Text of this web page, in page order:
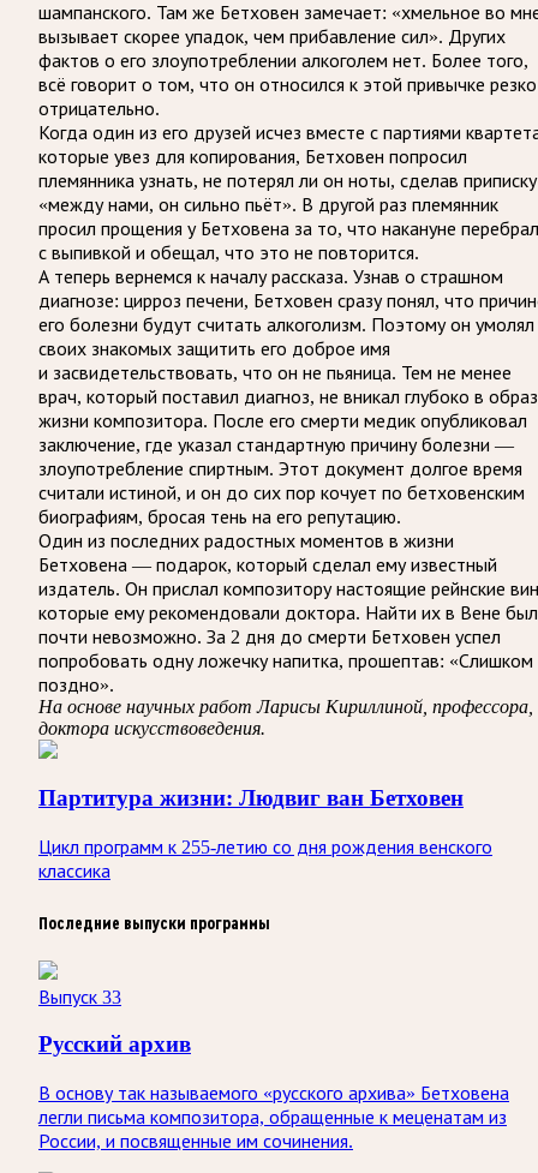
шампанского. Там же Бетховен замечает: «хмельное во
вызывает скорее упадок, чем прибавление сил». Других
фактов о его злоупотреблении алкоголем нет. Более того,
всё говорит о том, что он относился к этой привычке резко
отрицательно.
Когда один из его друзей исчез вместе с партиями
которые увез для копирования, Бетховен попросил
племянника узнать, не потерял ли он ноты, сделав
«между нами, он сильно пьёт». В другой раз племянник
просил прощения у Бетховена за то, что накануне перебрал
с выпивкой и обещал, что это не повторится.
А теперь вернемся к началу рассказа. Узнав о страшном
диагнозе: цирроз печени, Бетховен сразу понял, что
его болезни будут считать алкоголизм. Поэтому он умолял
своих знакомых защитить его доброе имя
и засвидетельствовать, что он не пьяница. Тем не менее
врач, который поставил диагноз, не вникал глубоко в образ
жизни композитора. После его смерти медик опубликовал
заключение, где указал стандартную причину болезни —
злоупотребление спиртным. Этот документ долгое время
считали истиной, и он до сих пор кочует по бетховенским
биографиям, бросая тень на его репутацию.
Один из последних радостных моментов в жизни
Бетховена — подарок, который сделал ему известный
издатель. Он прислал композитору настоящие рейнские
которые ему рекомендовали доктора. Найти их в Вене
почти невозможно. За 2 дня до смерти Бетховен успел
попробовать одну ложечку напитка, прошептав: «Слишком
поздно».
На основе научных работ Ларисы Кириллиной, профессора,
доктора искусствоведения.
Партитура жизни: Людвиг ван Бетховен
Цикл программ к 255-летию со дня рождения венского
классика
Последние выпуски программы
Выпуск 33
Русский архив
В основу так называемого «русского архива» Бетховена
легли письма композитора, обращенные к меценатам из
России, и посвященные им сочинения.